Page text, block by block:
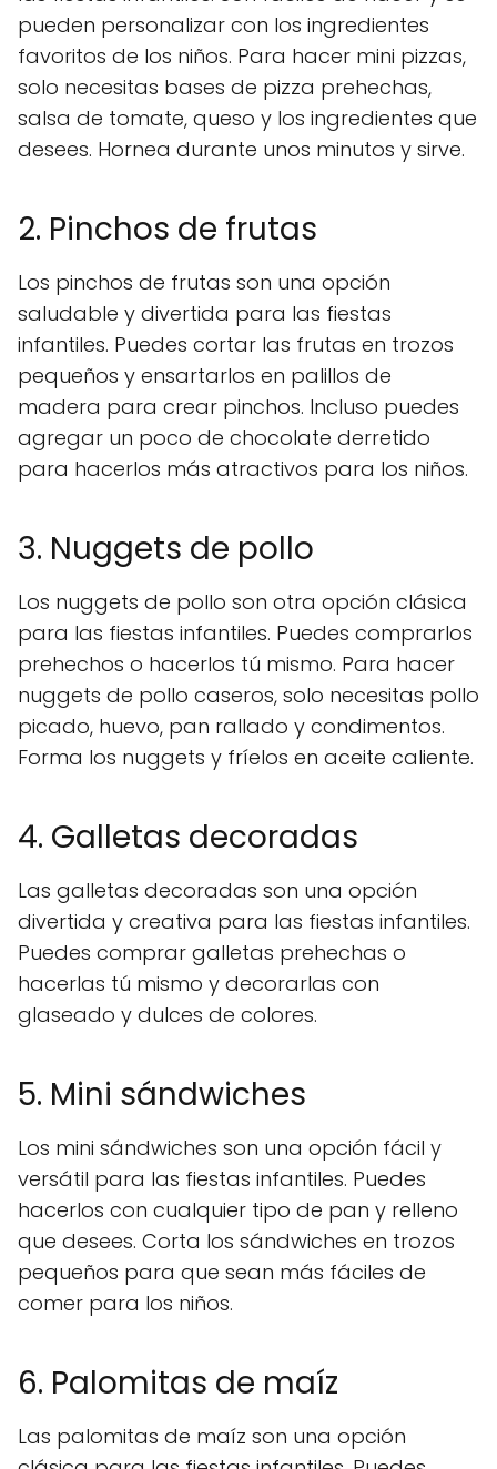
pueden personalizar con los ingredientes
favoritos de los niños. Para hacer mini pizzas,
solo necesitas bases de pizza prehechas,
salsa de tomate, queso y los ingredientes que
desees. Hornea durante unos minutos y sirve.
2. Pinchos de frutas
Los pinchos de frutas son una opción
saludable y divertida para las fiestas
infantiles. Puedes cortar las frutas en trozos
pequeños y ensartarlos en palillos de
madera para crear pinchos. Incluso puedes
agregar un poco de chocolate derretido
para hacerlos más atractivos para los niños.
3. Nuggets de pollo
Los nuggets de pollo son otra opción clásica
para las fiestas infantiles. Puedes comprarlos
prehechos o hacerlos tú mismo. Para hacer
nuggets de pollo caseros, solo necesitas pollo
picado, huevo, pan rallado y condimentos.
Forma los nuggets y fríelos en aceite caliente.
4. Galletas decoradas
Las galletas decoradas son una opción
divertida y creativa para las fiestas infantiles.
Puedes comprar galletas prehechas o
hacerlas tú mismo y decorarlas con
glaseado y dulces de colores.
5. Mini sándwiches
Los mini sándwiches son una opción fácil y
versátil para las fiestas infantiles. Puedes
hacerlos con cualquier tipo de pan y relleno
que desees. Corta los sándwiches en trozos
pequeños para que sean más fáciles de
comer para los niños.
6. Palomitas de maíz
Las palomitas de maíz son una opción